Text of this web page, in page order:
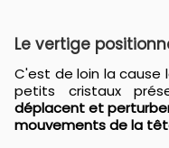
Le vertige
C'est de loin la cause la plus courante chez l'adulte. De
petits cristaux
déplacent et
mouvements de la